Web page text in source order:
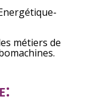
métiers de